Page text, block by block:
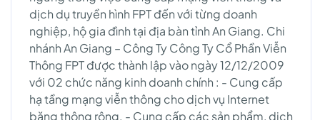
dịch dụ truyền hình FPT đến với từng doanh
nghiệp, hộ gia đình tại địa bàn tỉnh An Giang. Chi
nhánh An Giang – Công Ty Công Ty Cổ Phần Viễn
Thông FPT được thành lập vào ngày 12/12/2009
với 02 chức năng kinh doanh chính : - Cung cấp
hạ tầng mạng viễn thông cho dịch vụ Internet
băng thông rộng. - Cung cấp các sản phẩm, dịch